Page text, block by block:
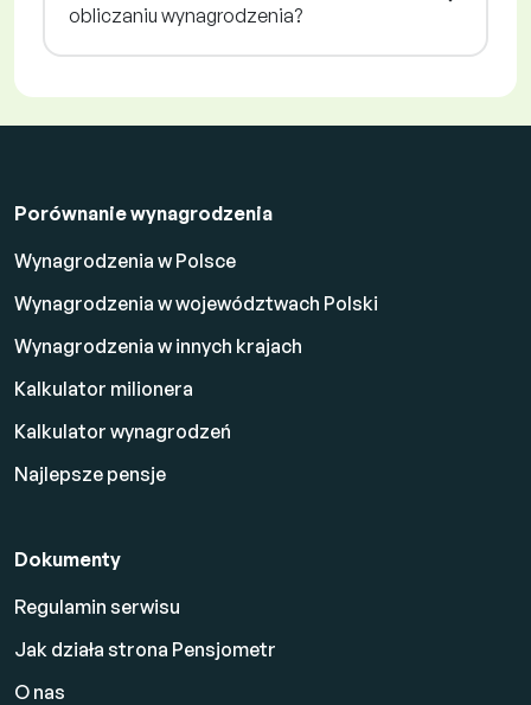
obliczaniu wynagrodzenia?
Porównanie wynagrodzenia
Wynagrodzenia w Polsce
Wynagrodzenia w województwach Polski
Wynagrodzenia w innych krajach
Kalkulator milionera
Kalkulator wynagrodzeń
Najlepsze pensje
Dokumenty
Regulamin serwisu
Jak działa strona Pensjometr
O nas